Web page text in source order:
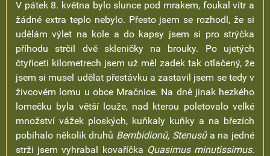
V pátek 8. května bylo slunce pod mrakem, foukal vítr a
žádné extra teplo nebylo. Přesto jsem se rozhodl, že si
udělám výlet na kole a do kapsy jsem si pro strýčka
příhodu strčil dvě skleničky na brouky. Po ujetých
čtyřiceti kilometrech jsem už měl zadek tak otlačený, že
jsem si musel udělat přestávku a zastavil jsem se tedy v
živcovém lomu u obce Mračnice. Na dně jinak hezkého
lomečku byla větší louže, nad kterou poletovalo velké
množství vážek ploských, kuňkaly kuňky a na březích
pobíhalo několik druhů Bembidionů, Stenusůa na jedné
strži jsem vyhrabal kovaříčka Quasimus minutissimus.